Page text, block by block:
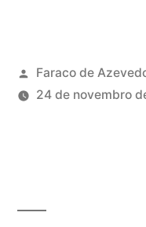
Faraco de
24 de novembro